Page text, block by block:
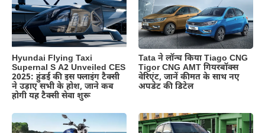
Hyundai Flying Taxi
Supernal S A2 Unveiled CES
2025: हुंडई की इस फ्लाइंग टैक्सी
ने उड़ाए सभी के होश, जाने कब
होगी यह टैक्सी सेवा शुरू
Tata ने लॉन्च किया Tiago CNG
Tigor CNG AMT गियरबॉक्स
वेरिएंट, जानें कीमत के साथ नए
अपडेट की डिटेल